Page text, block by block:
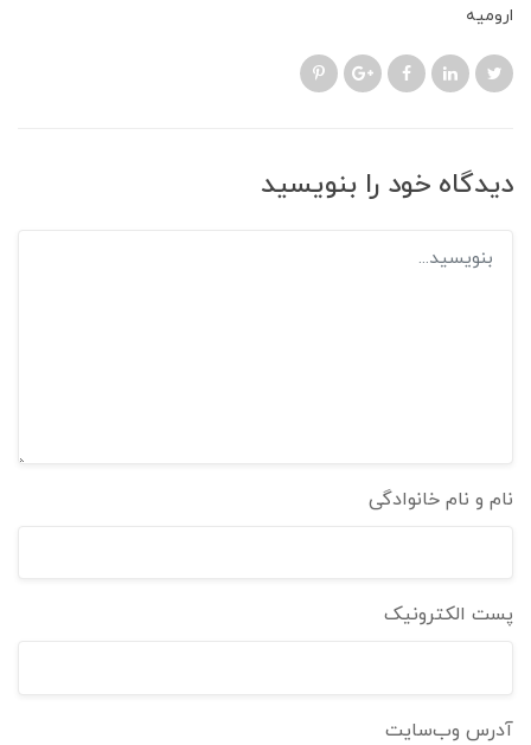
ارومیه
دیدگاه خود را بنویسید
نام و نام خانوادگی
پست الکترونیک
آدرس وب‌سایت